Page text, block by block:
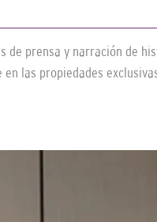
de prensa y narración de
las propiedades